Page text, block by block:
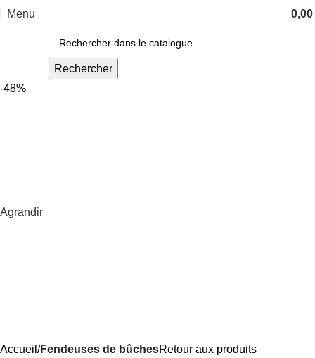
Menu 0,00
Rechercher
-48%
Agrandir
Accueil Fendeuses de bûchesRetour aux produits